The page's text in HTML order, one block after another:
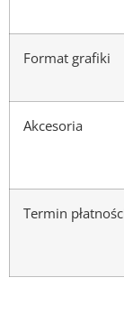
Format grafiki
Akcesoria
Termin